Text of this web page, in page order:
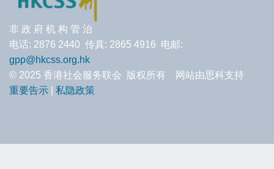
非 政 府 机 构 管 治
电话: 2876 2440 传真: 2865 4916 电邮:
gpp@hkcss.org.hk
© 2025 香港社会服务联会 版权所有 网站由思科支持
重要告示
私隐政策